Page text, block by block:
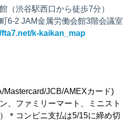
（渋谷駅西口から徒歩7分）
6-2 JAM金属労働会館3階会議室
fta7.net/k-kaikan_map
Mastercard/JCB/AMEXカード)
、ファミリーマート、ミニスト
＊コンビニ支払は5/15に締め切